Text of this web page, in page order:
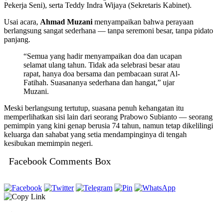
Pekerja Seni), serta Teddy Indra Wijaya (Sekretaris Kabinet).
Usai acara, Ahmad Muzani menyampaikan bahwa perayaan
berlangsung sangat sederhana — tanpa seremoni besar, tanpa pidato
panjang.
“Semua yang hadir menyampaikan doa dan ucapan
selamat ulang tahun. Tidak ada selebrasi besar atau
rapat, hanya doa bersama dan pembacaan surat Al-
Fatihah. Suasananya sederhana dan hangat,” ujar
Muzani.
Meski berlangsung tertutup, suasana penuh kehangatan itu
memperlihatkan sisi lain dari seorang Prabowo Subianto — seorang
pemimpin yang kini genap berusia 74 tahun, namun tetap dikelilingi
keluarga dan sahabat yang setia mendampinginya di tengah
kesibukan memimpin negeri.
Facebook Comments Box